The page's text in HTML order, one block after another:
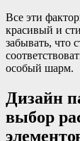
Все эти
красивый и
забывать, что
особый шарм.
Дизайн
выбор